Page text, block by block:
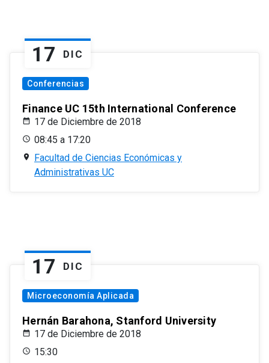
17 DIC
Conferencias
Finance UC 15th International Conference
17 de Diciembre de 2018
08:45 a 17:20
Facultad de Ciencias Económicas y
Administrativas UC
17 DIC
Microeconomía Aplicada
Hernán Barahona, Stanford University
17 de Diciembre de 2018
15:30